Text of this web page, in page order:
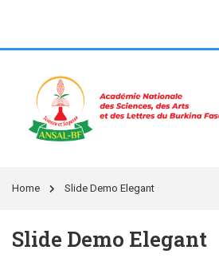
Home Slide Demo Elegant
Slide Demo Elegant